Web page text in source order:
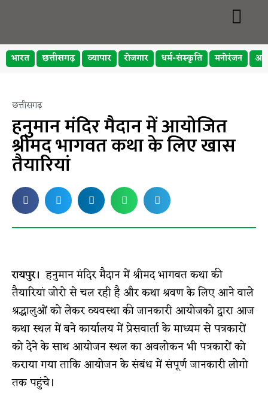
भारत छत्तीसगढ़ व्यापार रोजगार धर्म-संस्कृति मनोरंजन
छत्तीसगढ़
हनुमान मंदिर मैदान में आयोजित
श्रीमद भागवत कथा के लिए खास
तैयारियां
रायपुर। हनुमान मंदिर मैदान में श्रीमद भागवत कथा की
तैयारियां जोरो से चल रही है और कथा श्रवण के लिए आने वाले
श्रद्धालुओं को लेकर व्यवस्था की जानकारी आयोजको द्वारा आज
कथा स्थल में बने कार्यालय में प्रेसवार्ता के माध्यम से पत्रकारों
को देने के साथ आयोजन स्थल का अवलोकन भी पत्रकारों को
कराया गया ताकि आयोजन के संबंध में संपूर्ण जानकारी लोगो
तक पहुंचे।